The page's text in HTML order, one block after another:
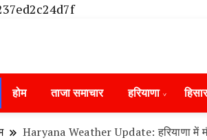
News Today, Hisar Crime News
in Haryana, Weather Alert in
Update News, Student Portest
होम ताजा समाचार हरियाणा हिसार
Haryana Weather Update: हरियाणा में